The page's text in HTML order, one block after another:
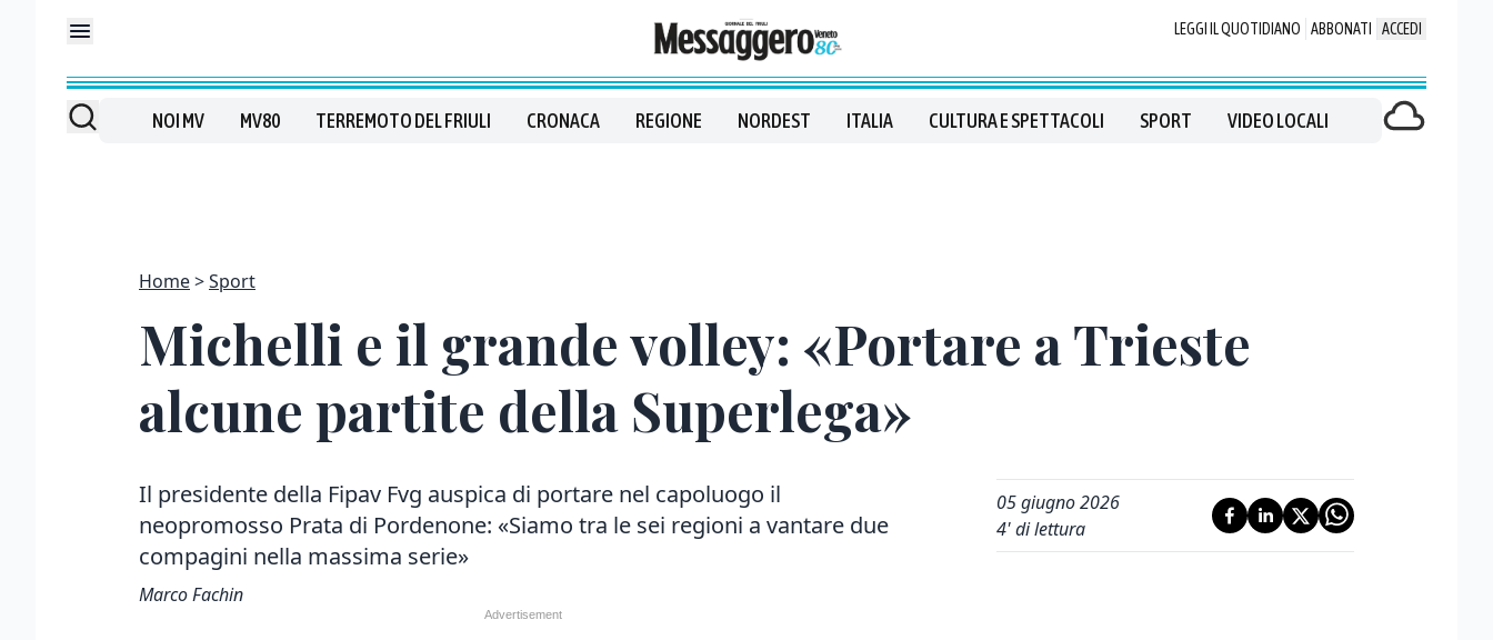
LEGGI IL QUOTIDIANO ABBONATI ACCEDI
NOI MV MV80 TERREMOTO DEL FRIULI CRONACA REGIONE NORDEST ITALIA CULTURA E SPETTACOLI SPORT VIDEO LOCALI
Home Sport
Michelli e il grande volley: «Portare a Trieste
alcune partite della Superlega»
Il presidente della Fipav Fvg auspica di portare nel capoluogo il
neopromosso Prata di Pordenone: «Siamo tra le sei regioni a vantare due
compagini nella massima serie»
Marco Fachin
05 giugno 2026
4' di lettura